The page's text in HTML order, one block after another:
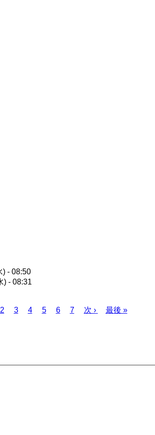
) - 08:50
) - 08:31
Page
2 Page
3 Page
4 Page
5 Page
6 Page
7
次
次 ›
最
最後 »